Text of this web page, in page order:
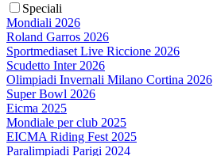
Speciali
Mondiali 2026
Roland Garros 2026
Sportmediaset Live Riccione 2026
Scudetto Inter 2026
Olimpiadi Invernali Milano Cortina 2026
Super Bowl 2026
Eicma 2025
Mondiale per club 2025
EICMA Riding Fest 2025
Paralimpiadi Parigi 2024